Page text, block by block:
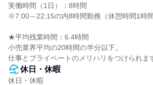
実働時間（1日）：8時間
※7:00～22:15の内8時間勤務（休憩時間1時間
★平均残業時間：6.4時間
小売業界平均の20時間の半分以下。
仕事とプライベートのメリハリをつけられま
休日・休暇
休日・休暇